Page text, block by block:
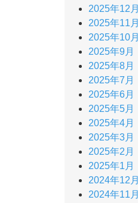
2025年12月
2025年11月
2025年10月
2025年9月
2025年8月
2025年7月
2025年6月
2025年5月
2025年4月
2025年3月
2025年2月
2025年1月
2024年12月
2024年11月